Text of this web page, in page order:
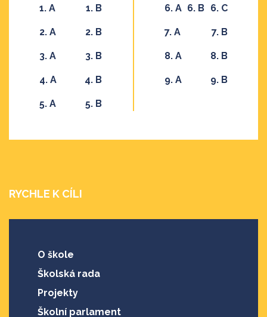
1. A 1. B
2. A 2. B
3. A 3. B
4. A 4. B
5. A 5. B
6. A 6. B 6. C
7. A 7. B
8. A 8. B
9. A 9. B
RYCHLE K CÍLI
O škole
Školská rada
Projekty
Školní parlament